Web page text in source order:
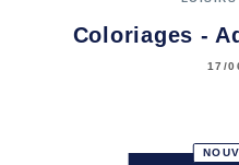
Coloriages -
17/